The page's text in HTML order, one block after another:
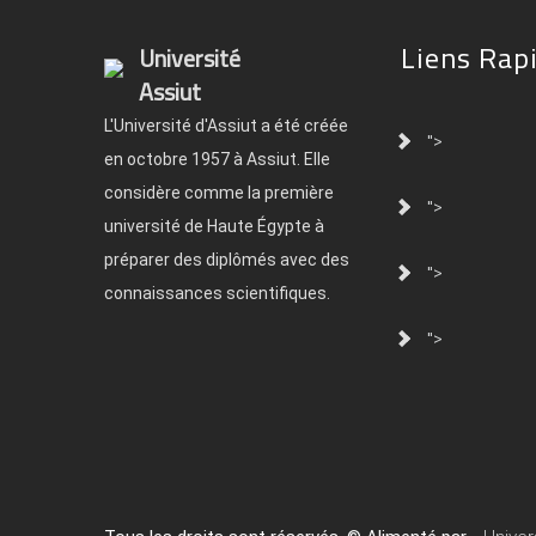
Université
Assiut
L'Université d'Assiut a été créée
en octobre 1957 à Assiut. Elle
considère comme la première
université de Haute Égypte à
préparer des diplômés avec des
connaissances scientifiques.
Liens
">
">
">
">